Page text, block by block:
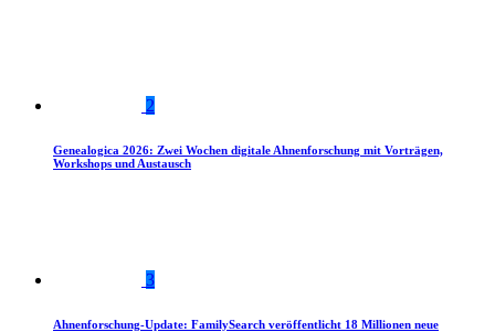
2
Genealogica 2026: Zwei Wochen digitale Ahnenforschung mit Vorträgen,
Workshops und Austausch
3
Ahnenforschung-Update: FamilySearch veröffentlicht 18 Millionen neue